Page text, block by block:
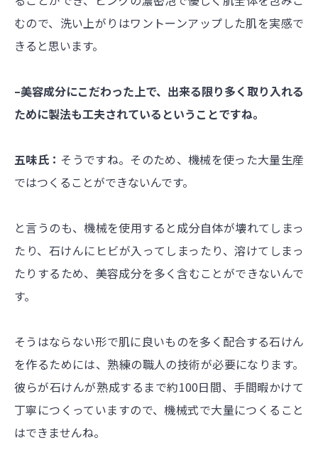
むので、洗い上がりはワントーンアップした肌を実感で
きると思います。
–美容成分にこだわった上で、出来る限り多く取り入れる
ために製法も工夫されているということですね。
五味氏： そうですね。そのため、機械を使った大量生産
ではつくることができないんです。
と言うのも、機械を使用すると成分自体が壊れてしまっ
たり、石けんにヒビが入ってしまったり、溶けてしまっ
たりするため、美容成分を多く含むことができないんで
す。
そうはならない形で肌に良いものを多く配合する石けん
を作るためには、熟練の職人の技術が必要になります。
彼らが石けんが熟成するまで約100日間、手間暇かけて
丁寧につくっていますので、機械式で大量につくること
はできませんね。